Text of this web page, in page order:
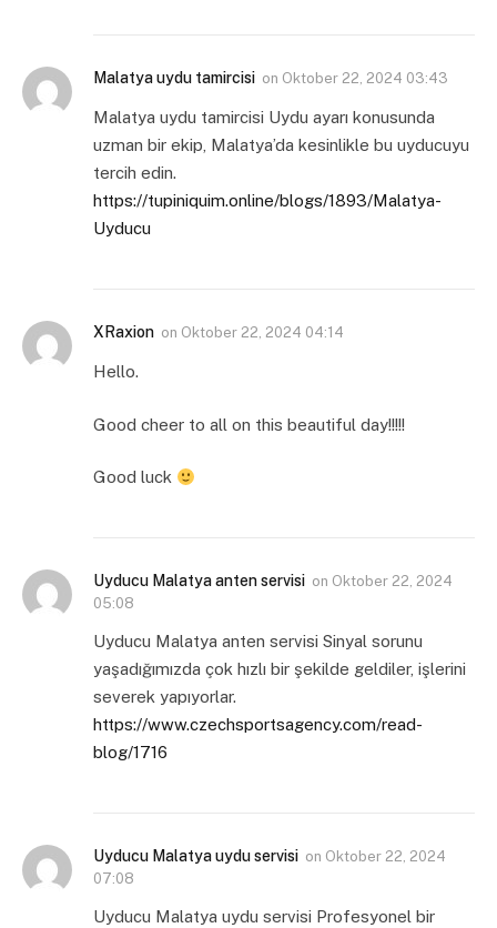
Malatya uydu tamircisi on Oktober 22, 2024 03:43
Malatya uydu tamircisi Uydu ayarı konusunda
uzman bir ekip, Malatya’da kesinlikle bu uyducuyu
tercih edin.
https://tupiniquim.online/blogs/1893/Malatya-
Uyducu
XRaxion on Oktober 22, 2024 04:14
Hello.
Good cheer to all on this beautiful day!!!!!
Good luck
Uyducu Malatya anten servisi on Oktober 22, 2024
05:08
Uyducu Malatya anten servisi Sinyal sorunu
yaşadığımızda çok hızlı bir şekilde geldiler, işlerini
severek yapıyorlar.
https://www.czechsportsagency.com/read-
blog/1716
Uyducu Malatya uydu servisi on Oktober 22, 2024
07:08
Uyducu Malatya uydu servisi Profesyonel bir